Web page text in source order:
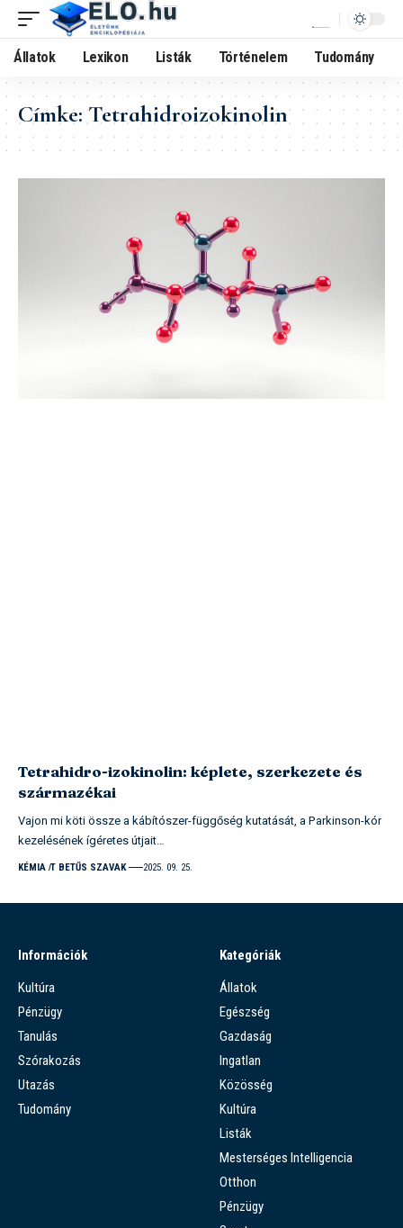
Állatok Lexikon Listák Történelem Tudomány
Címke:Tetrahidroizokinolin
Tetrahidro-izokinolin: képlete, szerkezete és
származékai
Vajon mi köti össze a kábítószer-függőség kutatását, a Parkinson-kór
kezelésének ígéretes útjait…
KÉMIA T BETŰS SZAVAK 2025. 09. 25.
Információk
Kultúra
Pénzügy
Tanulás
Szórakozás
Utazás
Tudomány
Kategóriák
Állatok
Egészség
Gazdaság
Ingatlan
Közösség
Kultúra
Listák
Mesterséges Intelligencia
Otthon
Pénzügy